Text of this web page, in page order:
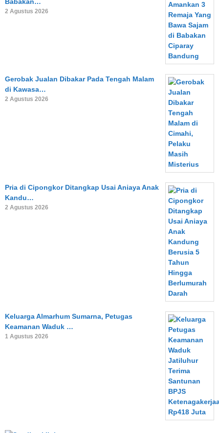
2 Agustus 2026
Gerobak Jualan Dibakar Pada Tengah Malam
di Kawasa…
2 Agustus 2026
Pria di Cipongkor Ditangkap Usai Aniaya Anak
Kandu…
2 Agustus 2026
Keluarga Almarhum Sumarna, Petugas
Keamanan Waduk …
1 Agustus 2026